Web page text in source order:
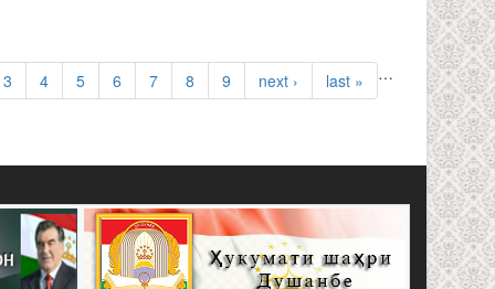
3 4 5 6 7 8 9 …
next › last »